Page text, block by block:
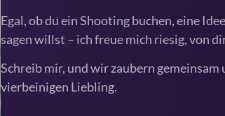
Egal, ob du ein Shooting buchen, eine
sagen willst – ich freue mich riesig, von
Schreib mir, und wir zaubern
vierbeinigen Liebling.